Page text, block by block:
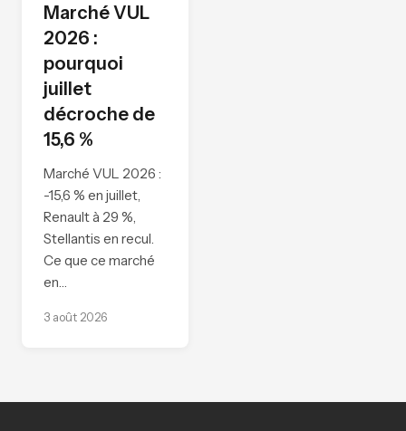
Marché VUL
2026 :
pourquoi
juillet
décroche de
15,6 %
Marché VUL 2026 :
-15,6 % en juillet,
Renault à 29 %,
Stellantis en recul.
Ce que ce marché
en…
3 août 2026